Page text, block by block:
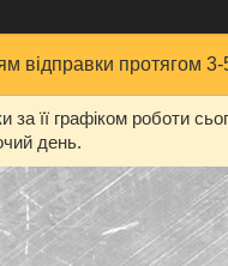
відправки протягом 3-
її графіком роботи
день.